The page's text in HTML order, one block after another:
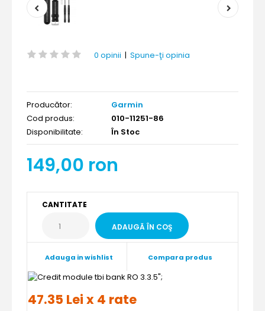
0 opinii | Spune-ţi opinia
Producător:
Garmin
Cod produs:
010-11251-86
Disponibilitate:
În Stoc
149,00 ron
CANTITATE
Adauga in wishlist Compara produs
";
47.35 Lei x 4 rate